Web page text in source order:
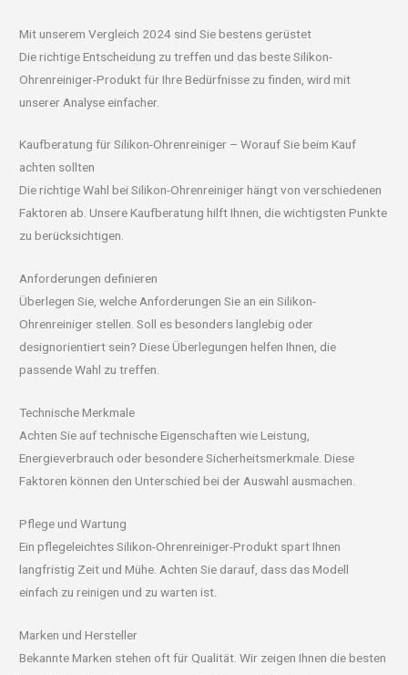
Mit unserem Vergleich 2024 sind Sie bestens gerüstet
Die richtige Entscheidung zu treffen und das beste Silikon-
Ohrenreiniger-Produkt für Ihre Bedürfnisse zu finden, wird mit
unserer Analyse einfacher.
Kaufberatung für Silikon-Ohrenreiniger – Worauf Sie beim Kauf
achten sollten
Die richtige Wahl bei Silikon-Ohrenreiniger hängt von verschiedenen
Faktoren ab. Unsere Kaufberatung hilft Ihnen, die wichtigsten Punkte
zu berücksichtigen.
Anforderungen definieren
Überlegen Sie, welche Anforderungen Sie an ein Silikon-
Ohrenreiniger stellen. Soll es besonders langlebig oder
designorientiert sein? Diese Überlegungen helfen Ihnen, die
passende Wahl zu treffen.
Technische Merkmale
Achten Sie auf technische Eigenschaften wie Leistung,
Energieverbrauch oder besondere Sicherheitsmerkmale. Diese
Faktoren können den Unterschied bei der Auswahl ausmachen.
Pflege und Wartung
Ein pflegeleichtes Silikon-Ohrenreiniger-Produkt spart Ihnen
langfristig Zeit und Mühe. Achten Sie darauf, dass das Modell
einfach zu reinigen und zu warten ist.
Marken und Hersteller
Bekannte Marken stehen oft für Qualität. Wir zeigen Ihnen die besten